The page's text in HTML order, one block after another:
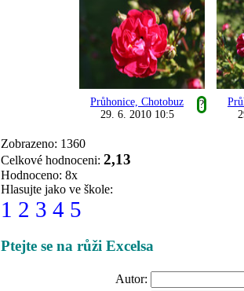
Průhonice, Chotobuz
?
29. 6. 2010 10:5
Zobrazeno: 1360
Celkové hodnoceni: 2,13
Hodnoceno: 8x
Hlasujte jako ve škole:
1 2 3 4 5
Ptejte se na růži Excelsa
Autor: